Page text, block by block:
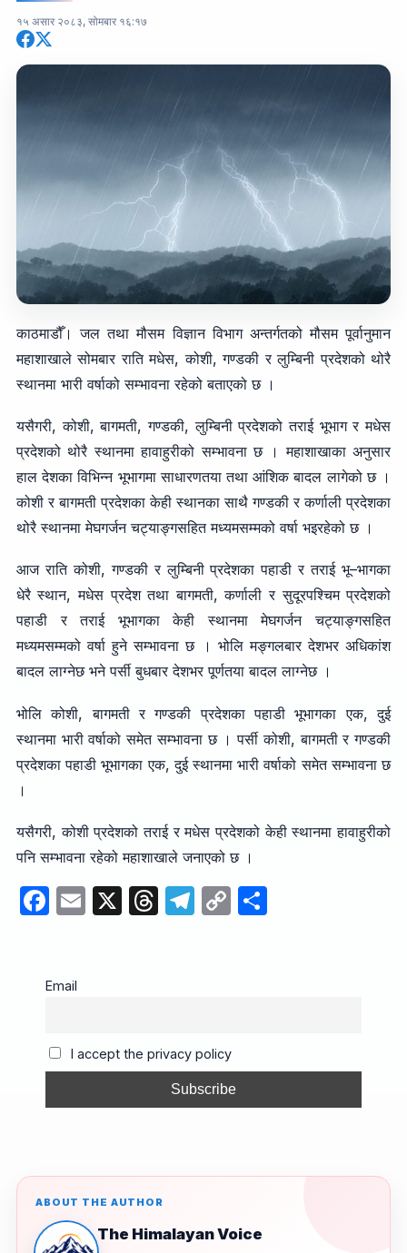
१५ असार २०८३, सोमबार १६:१७
काठमाडौँ। जल तथा मौसम विज्ञान विभाग अन्तर्गतको मौसम पूर्वानुमान
महाशाखाले सोमबार राति मधेस, कोशी, गण्डकी र लुम्बिनी प्रदेशको थोरै
स्थानमा भारी वर्षाको सम्भावना रहेको बताएको छ ।
यसैगरी, कोशी, बागमती, गण्डकी, लुम्बिनी प्रदेशको तराई भूभाग र मधेस
प्रदेशको थोरै स्थानमा हावाहुरीको सम्भावना छ । महाशाखाका अनुसार
हाल देशका विभिन्न भूभागमा साधारणतया तथा आंशिक बादल लागेको छ ।
कोशी र बागमती प्रदेशका केही स्थानका साथै गण्डकी र कर्णाली प्रदेशका
थोरै स्थानमा मेघगर्जन चट्याङ्गसहित मध्यमसम्मको वर्षा भइरहेको छ ।
आज राति कोशी, गण्डकी र लुम्बिनी प्रदेशका पहाडी र तराई भू–भागका
धेरै स्थान, मधेस प्रदेश तथा बागमती, कर्णाली र सुदूरपश्चिम प्रदेशको
पहाडी र तराई भूभागका केही स्थानमा मेघगर्जन चट्याङ्गसहित
मध्यमसम्मको वर्षा हुने सम्भावना छ । भोलि मङ्गलबार देशभर अधिकांश
बादल लाग्नेछ भने पर्सी बुधबार देशभर पूर्णतया बादल लाग्नेछ ।
भोलि कोशी, बागमती र गण्डकी प्रदेशका पहाडी भूभागका एक, दुई
स्थानमा भारी वर्षाको समेत सम्भावना छ । पर्सी कोशी, बागमती र गण्डकी
प्रदेशका पहाडी भूभागका एक, दुई स्थानमा भारी वर्षाको समेत सम्भावना छ
।
यसैगरी, कोशी प्रदेशको तराई र मधेस प्रदेशको केही स्थानमा हावाहुरीको
पनि सम्भावना रहेको महाशाखाले जनाएको छ ।
F
e
o
o
k
E X T
s
T
m
C
n
k
S
Email
I accept the privacy policy
ABOUT THE AUTHOR
The Himalayan Voice